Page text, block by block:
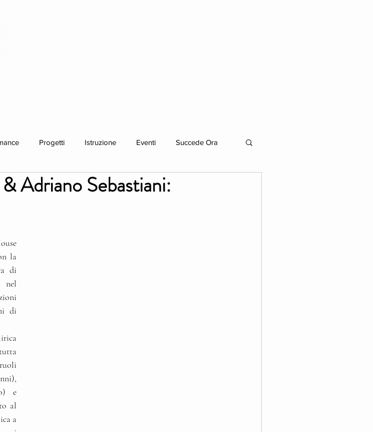
Progetti Istruzione Eventi Succede Ora
Adriano Sebastiani:
la
di
nel
di
e
al
a